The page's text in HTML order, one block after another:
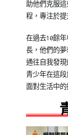
助他們克服
程，專注於
在過去10餘
長，他們的
通往自我發
青少年在這
面對生活中的